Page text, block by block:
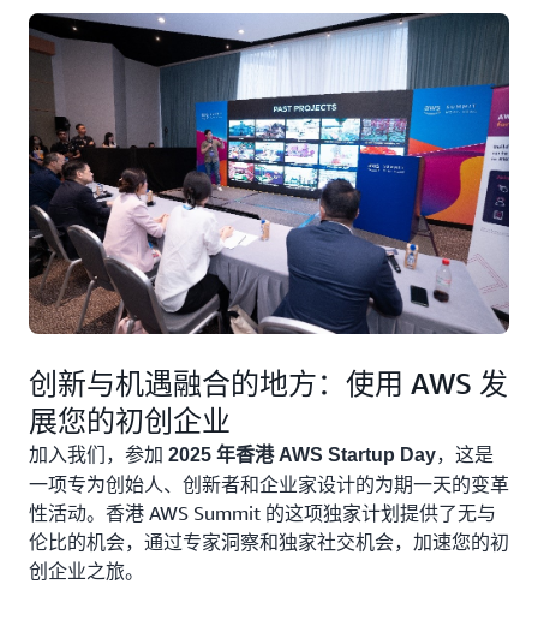
创新与机遇融合的地方：使用 AWS 发
展您的初创企业
加入我们，参加 2025 年香港 AWS Startup Day，这是
一项专为创始人、创新者和企业家设计的为期一天的变革
性活动。香港 AWS Summit 的这项独家计划提供了无与
伦比的机会，通过专家洞察和独家社交机会，加速您的初
创企业之旅。